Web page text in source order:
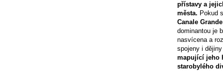
přístavy a
města. Pokud
Canale Grande
dominantou je
nasvícena a
spojeny i
mapující jeho
starobylého